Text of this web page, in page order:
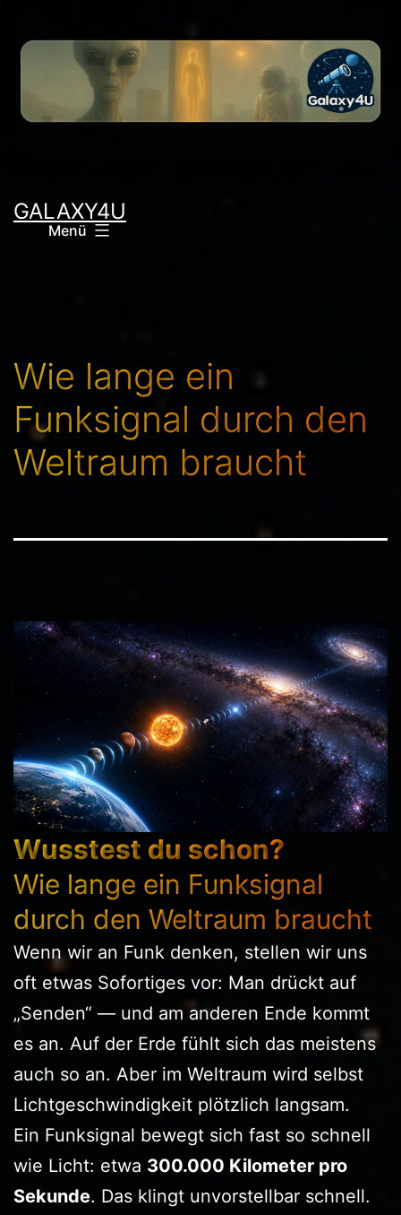
Inhalt
GALAXY4U
Menü
Wie lange ein
Funksignal durch den
Weltraum braucht
Wusstest du schon?
Wie lange ein Funksignal
durch den Weltraum braucht
Wenn wir an Funk denken, stellen wir uns
oft etwas Sofortiges vor: Man drückt auf
„Senden“ — und am anderen Ende kommt
es an. Auf der Erde fühlt sich das meistens
auch so an. Aber im Weltraum wird selbst
Lichtgeschwindigkeit plötzlich langsam.
Ein Funksignal bewegt sich fast so schnell
wie Licht: etwa 300.000 Kilometer pro
Sekunde. Das klingt unvorstellbar schnell.